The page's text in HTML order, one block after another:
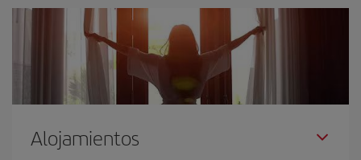
Alojamientos